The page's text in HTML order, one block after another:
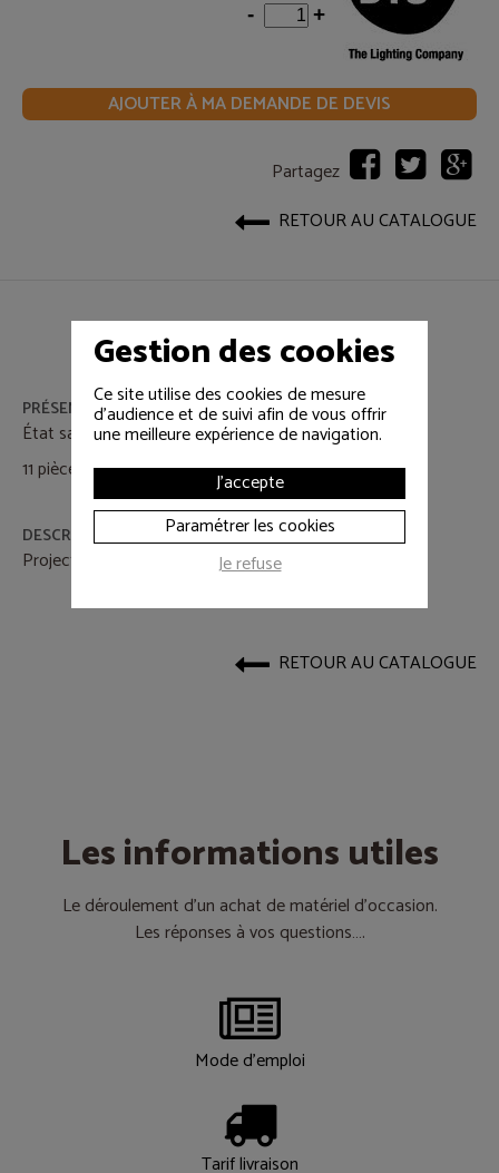
- +
AJOUTER À MA DEMANDE DE DEVIS
Partagez
RETOUR AU CATALOGUE
PRÉSENTATION
État satisfaisant.
11 pièces disponibles.
DESCRIPTIF
Projecteur DTS PAR 56 Classic chromé. 400W
RETOUR AU CATALOGUE
Les informations utiles
Le déroulement d’un achat de matériel d’occasion.
Les réponses à vos questions….
Mode d'emploi
Tarif livraison
Gestion des cookies
Ce site utilise des cookies de mesure
d'audience et de suivi afin de vous offrir
une meilleure expérience de navigation.
J'accepte
Paramétrer les cookies
Je refuse